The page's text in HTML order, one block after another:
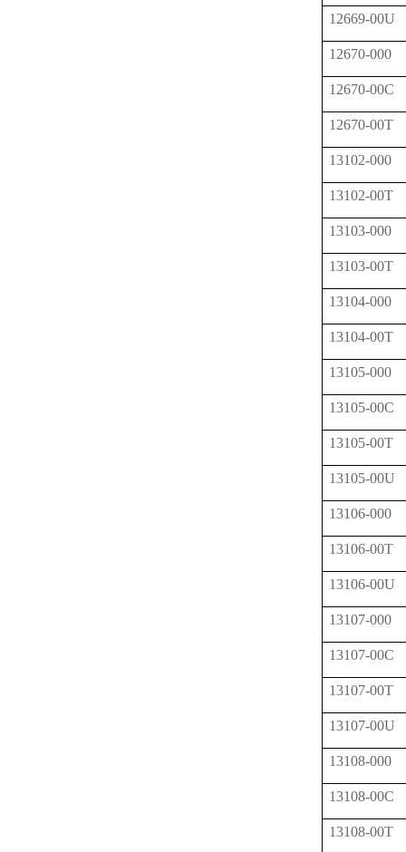
12669-00U
12670-000
12670-00C
12670-00T
13102-000
13102-00T
13103-000
13103-00T
13104-000
13104-00T
13105-000
13105-00C
13105-00T
13105-00U
13106-000
13106-00T
13106-00U
13107-000
13107-00C
13107-00T
13107-00U
13108-000
13108-00C
13108-00T